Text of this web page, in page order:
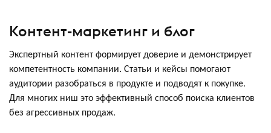
Контент-маркетинг и блог
Экспертный контент формирует доверие и демонстрирует
компетентность компании. Статьи и кейсы помогают
аудитории разобраться в продукте и подводят к покупке.
Для многих ниш это эффективный способ поиска клиентов
без агрессивных продаж.